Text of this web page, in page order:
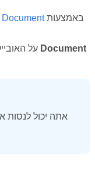
Documentבאמצעות
על האובייקט Document
אתה יכול לנסות